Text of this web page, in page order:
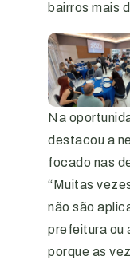
bairros mais
Na
destacou a
focado nas
“Muitas
não são
prefeitura ou
porque as